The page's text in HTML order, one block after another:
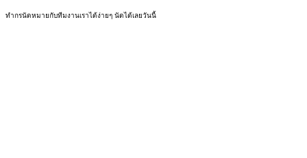
ทำกรนัดหมายกับทีมงานเราได้ง่ายๆ นัดได้เลยวันนี้